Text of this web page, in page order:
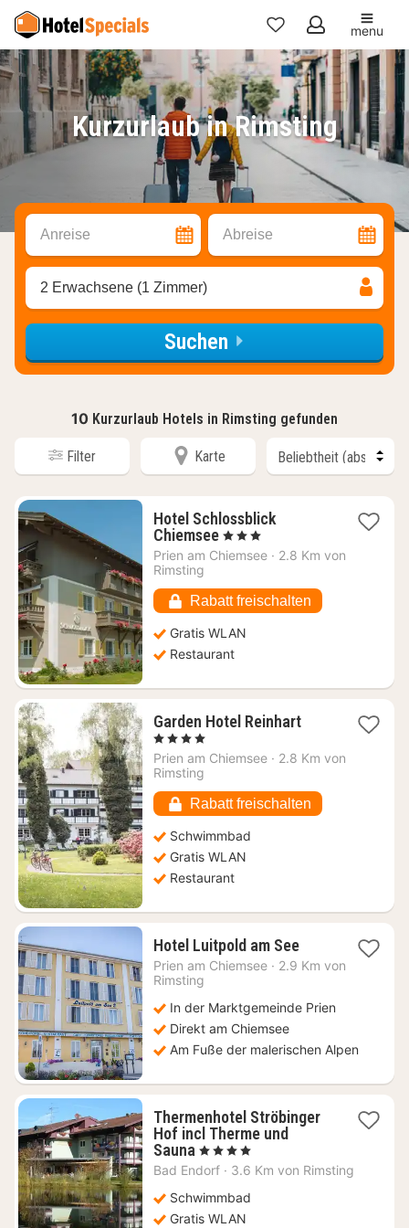
Meine
Favoriten
menu
Kurzurlaub in Rimsting
Anreise Abreise
2 Erwachsene (1 Zimmer)
Suchen
10 Kurzurlaub Hotels in Rimsting gefunden
Filter Karte
Hotel Schlossblick
Chiemsee1
Nacht
€
, 3 Sterne
Prien am Chiemsee · 2.8 Km von
Rimsting
Rabatt freischalten
Gratis WLAN
Restaurant
Garden Hotel Reinhart1
ab
, 4 Sterne
Prien am Chiemsee · 2.8 Km von
Rimsting
Rabatt freischalten
Schwimmbad
Gratis WLAN
Restaurant
Hotel Luitpold am See2
Nächte
€
Prien am Chiemsee · 2.9 Km von
Rimsting
In der Marktgemeinde Prien
Direkt am Chiemsee
Am Fuße der malerischen Alpen
Thermenhotel Ströbinger
Hof incl Therme und
Sauna 1
Nacht
159,61
€
, 4 Sterne
Bad Endorf · 3.6 Km von Rimsting
Schwimmbad
Gratis WLAN